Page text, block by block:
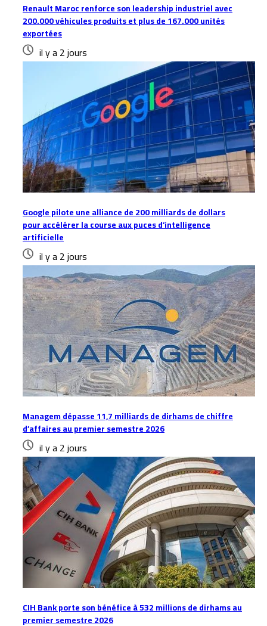
Renault Maroc renforce son leadership industriel avec
200.000 véhicules produits et plus de 167.000 unités
exportées
il y a 2 jours
Google pilote une alliance de 200 milliards de dollars
pour accélérer la course aux puces d’intelligence
artificielle
il y a 2 jours
Managem dépasse 11,7 milliards de dirhams de chiffre
d’affaires au premier semestre 2026
il y a 2 jours
CIH Bank porte son bénéfice à 532 millions de dirhams au
premier semestre 2026